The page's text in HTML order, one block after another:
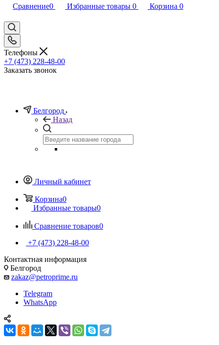
Сравнение0 Избранные товары 0 Корзина 0
Телефоны
+7 (473) 228-48-00
Заказать звонок
Белгород
Назад
Личный кабинет
Корзина0
Избранные товары0
Сравнение товаров0
+7 (473) 228-48-00
Контактная информация
Белгород
zakaz@petroprime.ru
Telegram
WhatsApp